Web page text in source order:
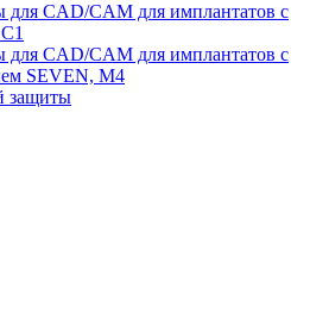
для CAD/CAM для имплантатов с
для CAD/CAM для имплантатов с
SEVEN, М4
защиты